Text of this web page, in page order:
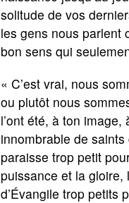
solitude de vos
les gens nous parlent
bon sens qui
« C’est vrai, nous
ou plutôt nous
l’ont été, à ton
innombrable de
paraisse trop petit
puissance et la
d’Évangile trop petits